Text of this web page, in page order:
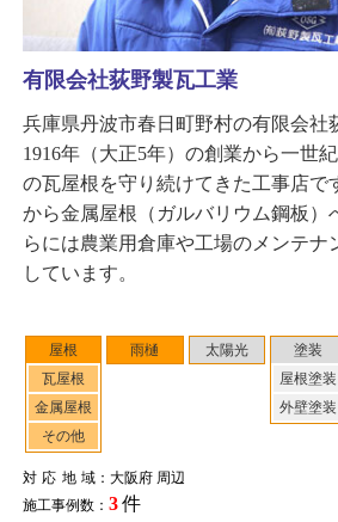
屋根
瓦屋根
金属屋根
その他
雨樋 太陽光
塗装
屋根塗装
外壁塗装
対応地域：大阪府 周辺
施工事例数： 3件
有限会社荻野製瓦工業
兵庫県丹波市春日町野村の有限会社
1916年（大正5年）の創業から一世
の瓦屋根を守り続けてきた工事店で
から金属屋根（ガルバリウム鋼板）
らには農業用倉庫や工場のメンテナ
しています。